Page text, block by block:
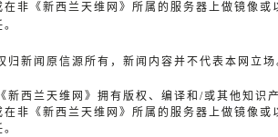
非《新西兰天维网》所属的服务器上做镜像或
新闻原信源所有，新闻内容并不代表本网立场
西兰天维网》拥有版权、编译和/或其他知识
非《新西兰天维网》所属的服务器上做镜像或